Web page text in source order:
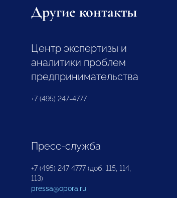
Другие контакты
Центр экспертизы и
аналитики проблем
предпринимательства
+7 (495) 247-4777
Пресс-служба
+7 (495) 247 4777 (доб. 115, 114,
113)
pressa@opora.ru